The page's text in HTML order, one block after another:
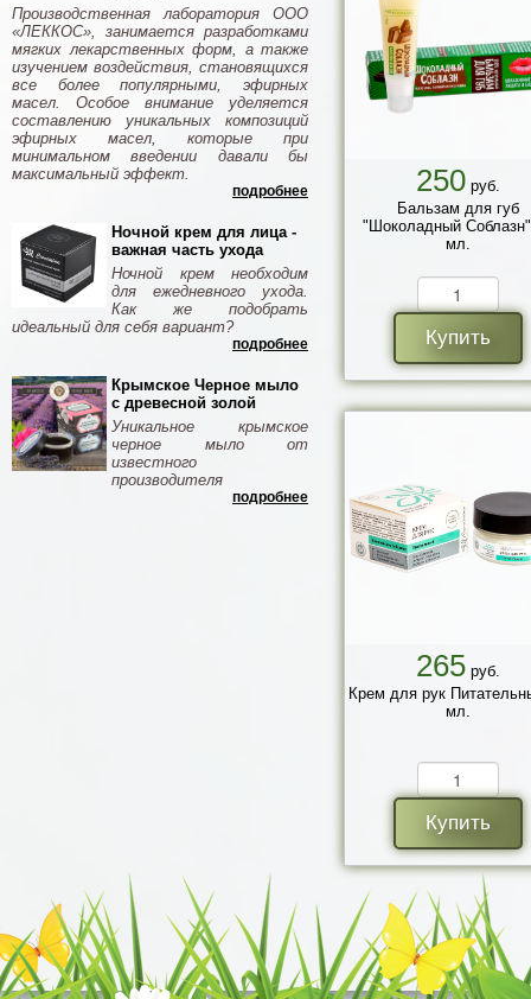
Производственная лаборатория ООО
«ЛЕККОС», занимается разработками
мягких лекарственных форм, а также
изучением воздействия, становящихся
все более популярными, эфирных
масел. Особое внимание уделяется
составлению уникальных композиций
эфирных масел, которые при
минимальном введении давали бы
максимальный эффект.
подробнее
Ночной крем для лица -
важная часть ухода
Ночной крем необходим
для ежедневного ухода.
Как же подобрать
идеальный для себя вариант?
подробнее
Крымское Черное мыло
с древесной золой
Уникальное крымское
черное мыло от
известного
производителя
подробнее
250руб.
Бальзам для губ
"Шоколадный
мл.
Купить
265руб.
Крем для рук
мл.
Купить